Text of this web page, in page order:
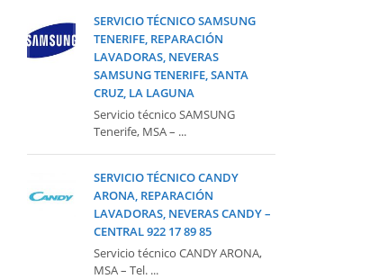
SERVICIO TÉCNICO SAMSUNG
TENERIFE, REPARACIÓN
LAVADORAS, NEVERAS
SAMSUNG TENERIFE, SANTA
CRUZ, LA LAGUNA
Servicio técnico SAMSUNG
Tenerife, MSA – ...
SERVICIO TÉCNICO CANDY
ARONA, REPARACIÓN
LAVADORAS, NEVERAS CANDY –
CENTRAL 922 17 89 85
Servicio técnico CANDY ARONA,
MSA – Tel. ...